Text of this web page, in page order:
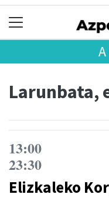
Larunbata,
13:00
23:30
Elizkaleko